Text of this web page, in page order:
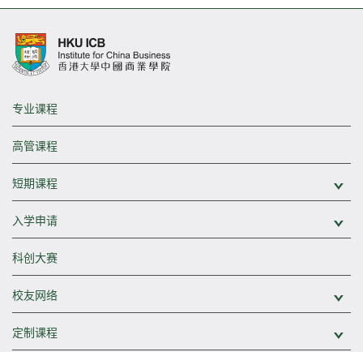
专业课程
高管课程
短期课程
入学申请
科创大赛
校友网络
定制课程